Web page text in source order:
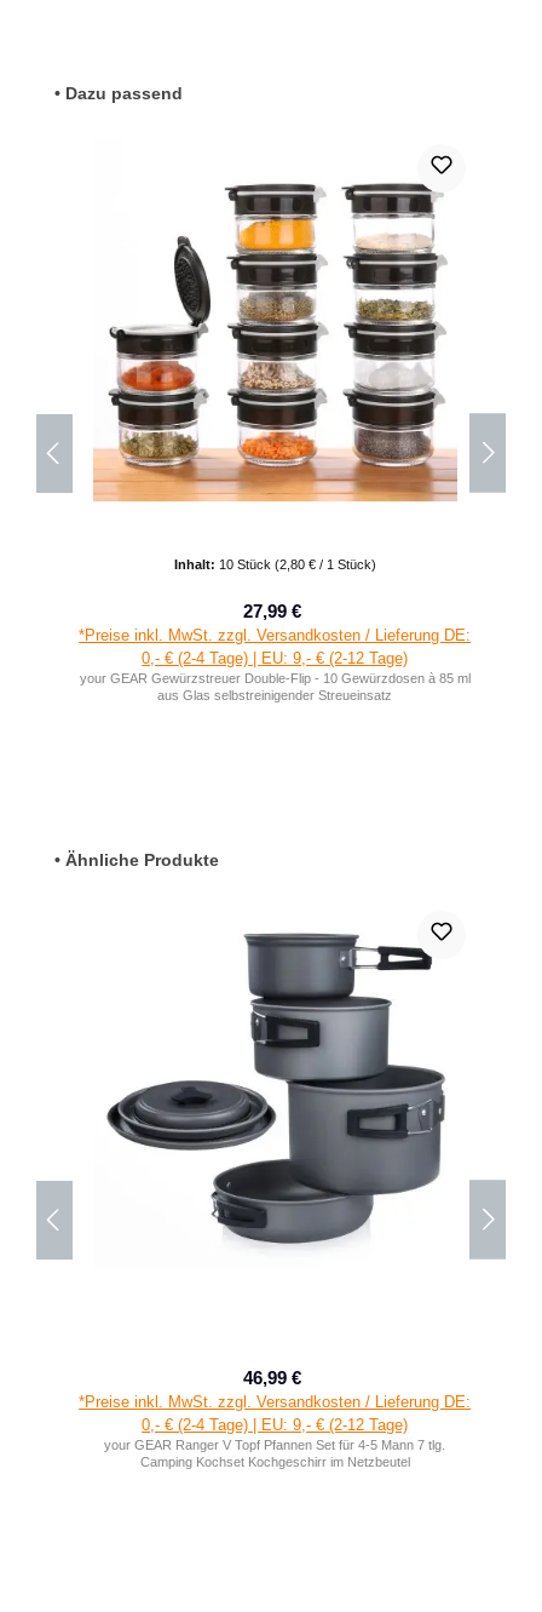
Produktgalerie überspringen
• Dazu passend
Inhalt: 10 Stück (2,80 € / 1 Stück)
Verkaufspreis:
27,99 €
*Preise inkl. MwSt. zzgl. Versandkosten / Lieferung DE:
0,- € (2-4 Tage) | EU: 9,- € (2-12 Tage)
your GEAR Gewürzstreuer Double-Flip - 10 Gewürzdosen à 85 ml
aus Glas selbstreinigender Streueinsatz
Produktgalerie überspringen
• Ähnliche Produkte
Verkaufspreis:
46,99 €
*Preise inkl. MwSt. zzgl. Versandkosten / Lieferung DE:
0,- € (2-4 Tage) | EU: 9,- € (2-12 Tage)
your GEAR Ranger V Topf Pfannen Set für 4-5 Mann 7 tlg.
Camping Kochset Kochgeschirr im Netzbeutel